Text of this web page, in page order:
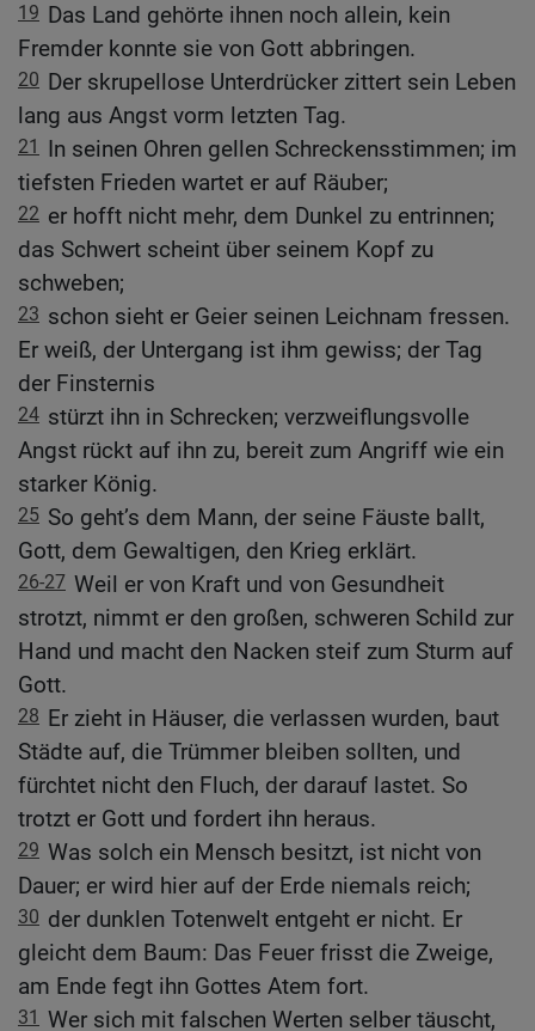
19 Das Land gehörte ihnen noch allein, kein
Fremder konnte sie von Gott abbringen.
20 Der skrupellose Unterdrücker zittert sein Leben
lang aus Angst vorm letzten Tag.
21
In seinen Ohren gellen Schreckensstimmen; im
tiefsten Frieden wartet er auf Räuber;
22 er hofft nicht mehr, dem Dunkel zu entrinnen;
das Schwert scheint über seinem Kopf zu
schweben;
23 schon sieht er Geier seinen Leichnam fressen.
Er weiß, der Untergang ist ihm gewiss; der Tag
der Finsternis
24 stürzt ihn in Schrecken; verzweiflungsvolle
Angst rückt auf ihn zu, bereit zum Angriff wie ein
starker König.
25 So geht’s dem Mann, der seine Fäuste ballt,
Gott, dem Gewaltigen, den Krieg erklärt.
26-27 Weil er von Kraft und von Gesundheit
strotzt, nimmt er den großen, schweren Schild zur
Hand und macht den Nacken steif zum Sturm auf
Gott.
28 Er zieht in Häuser, die verlassen wurden, baut
Städte auf, die Trümmer bleiben sollten, und
fürchtet nicht den Fluch, der darauf lastet. So
trotzt er Gott und fordert ihn heraus.
29 Was solch ein Mensch besitzt, ist nicht von
Dauer; er wird hier auf der Erde niemals reich;
30 der dunklen Totenwelt entgeht er nicht. Er
gleicht dem Baum: Das Feuer frisst die Zweige,
am Ende fegt ihn Gottes Atem fort.
31 Wer sich mit falschen Werten selber täuscht,